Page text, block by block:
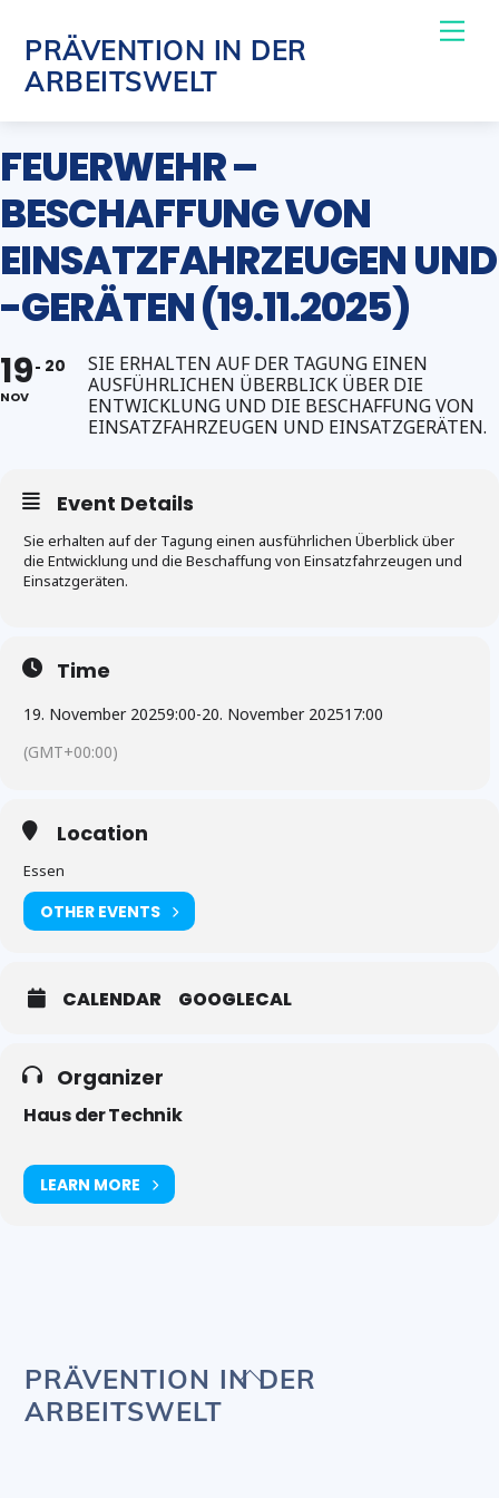
content
PRÄVENTION IN DER
ARBEITSWELT
FEUERWEHR –
BESCHAFFUNG VON
EINSATZFAHRZEUGEN UND
-GERÄTEN (19.11.2025)
19
NOV
20
SIE ERHALTEN AUF DER TAGUNG EINEN
AUSFÜHRLICHEN ÜBERBLICK ÜBER DIE
ENTWICKLUNG UND DIE BESCHAFFUNG VON
EINSATZFAHRZEUGEN UND EINSATZGERÄTEN.
Event Details
Sie erhalten auf der Tagung einen ausführlichen Überblick über
die Entwicklung und die Beschaffung von Einsatzfahrzeugen und
Einsatzgeräten.
Time
19. November 20259:00-20. November 202517:00
(GMT+00:00)
Location
Essen
OTHER EVENTS
CALENDAR GOOGLECAL
Organizer
Haus der Technik
LEARN MORE
Back
PRÄVENTION IN DER
ARBEITSWELT